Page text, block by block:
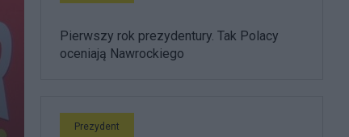
Pierwszy rok prezydentury. Tak Polacy
oceniają Nawrockiego
Prezydent